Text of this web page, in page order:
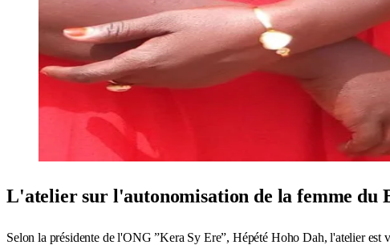
L'atelier sur l'autonomisation de la femme du
Selon la présidente de l'ONG ”Kera Sy Ere”, Hépété Hoho Dah, l'atelier est